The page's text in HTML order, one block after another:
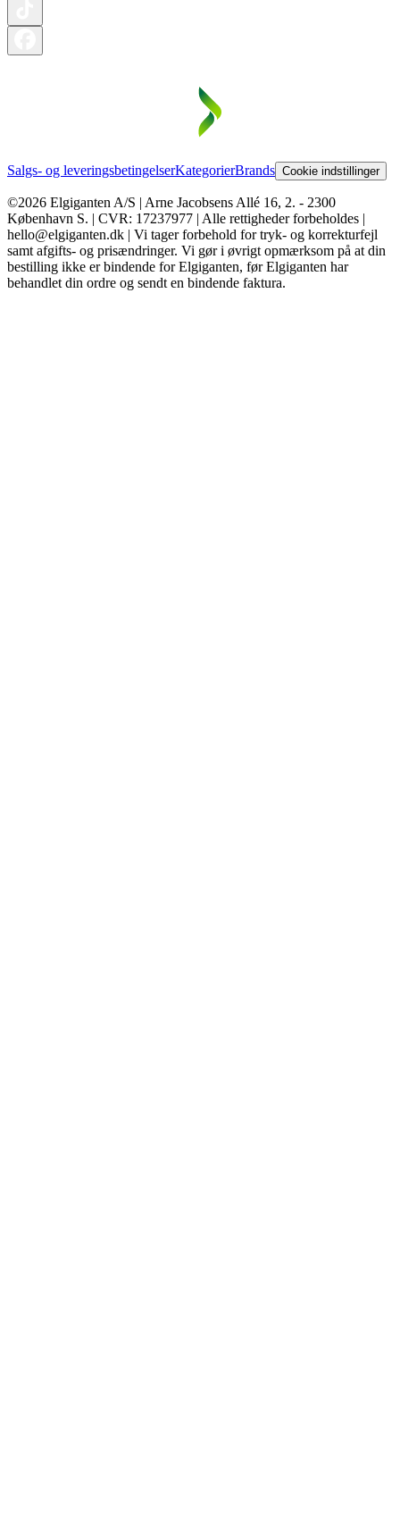
Salgs- og leveringsbetingelserKategorierBrands Cookie indstillinger
©2026 Elgiganten A/S | Arne Jacobsens Allé 16, 2. - 2300
København S. | CVR: 17237977 | Alle rettigheder forbeholdes |
hello@elgiganten.dk | Vi tager forbehold for tryk- og korrekturfejl
samt afgifts- og prisændringer. Vi gør i øvrigt opmærksom på at din
bestilling ikke er bindende for Elgiganten, før Elgiganten har
behandlet din ordre og sendt en bindende faktura.